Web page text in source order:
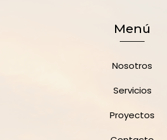
Menú
Nosotros
Servicios
Proyectos